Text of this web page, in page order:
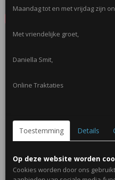
Sticker; Bedankt voor alles; 10
Maandag tot en met vrijdag zijn
Met vriendelijke groet,
Daniella Smit,
Online Traktaties
Toestemming Details
Op deze website worden
Cookies worden door ons